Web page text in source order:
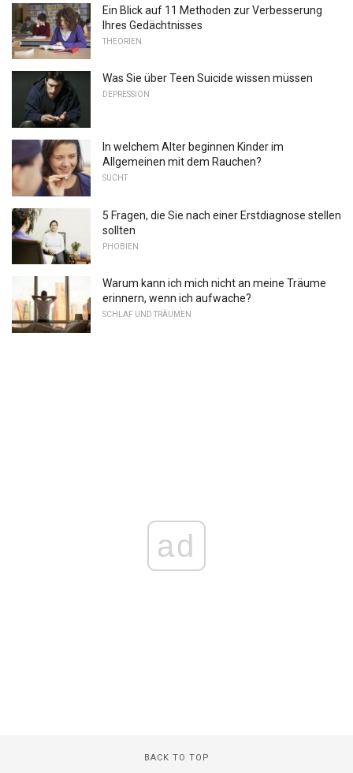
Ein Blick auf 11 Methoden zur Verbesserung
Ihres Gedächtnisses
THEORIEN
Was Sie über Teen Suicide wissen müssen
DEPRESSION
In welchem ​​Alter beginnen Kinder im
Allgemeinen mit dem Rauchen?
SUCHT
5 Fragen, die Sie nach einer Erstdiagnose stellen
sollten
PHOBIEN
Warum kann ich mich nicht an meine Träume
erinnern, wenn ich aufwache?
SCHLAF UND TRÄUMEN
ad
BACK TO TOP